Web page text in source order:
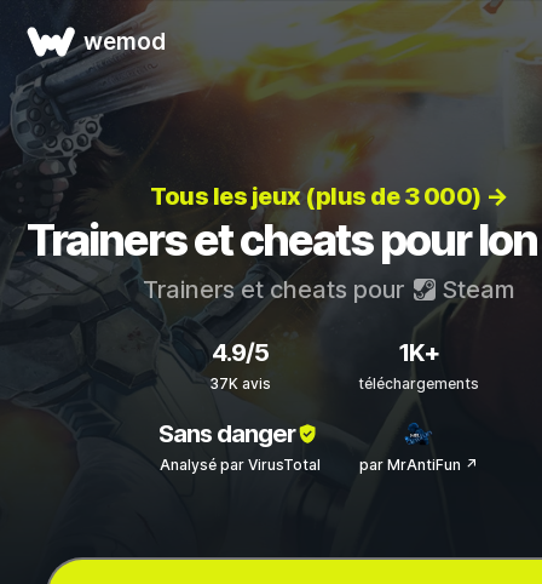
wemod
Tous les jeux (plus de 3 000) →
Trainers et cheats pour
Trainers et cheats pour Steam
4.9/5
37K avis
1K+
téléchargements
Sans danger
Analysé par VirusTotal par MrAntiFun ↗